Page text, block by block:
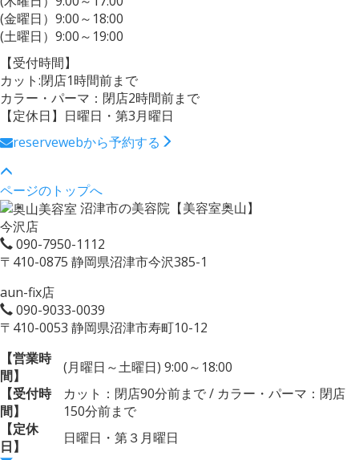
(金曜日）9:00～18:00
(土曜日）9:00～19:00
【受付時間】
カット:閉店1時間前まで
カラー・パーマ：閉店2時間前まで
【定休日】日曜日・第3月曜日
reservewebから予約する
ページのトップへ
沼津市の美容院【美容室奥山】
今沢店
090-7950-1112
〒410-0875 静岡県沼津市今沢385-1
aun-fix店
090-9033-0039
〒410-0053 静岡県沼津市寿町10-12
【営業時
間】
(月曜日～土曜日) 9:00～18:00
【受付時
間】
カット：閉店90分前まで / カラー・パーマ：閉店
150分前まで
【定休
日】
日曜日・第３月曜日